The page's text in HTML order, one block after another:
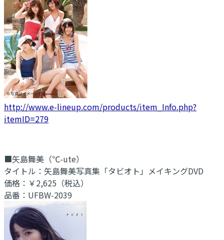
http://www.e-lineup.com/products/item_Info.php?
itemID=279
■矢島舞美（℃-ute）
タイトル：矢島舞美写真集「タビオト」メイキングDVD
価格：￥2,625（税込）
品番：UFBW-2039